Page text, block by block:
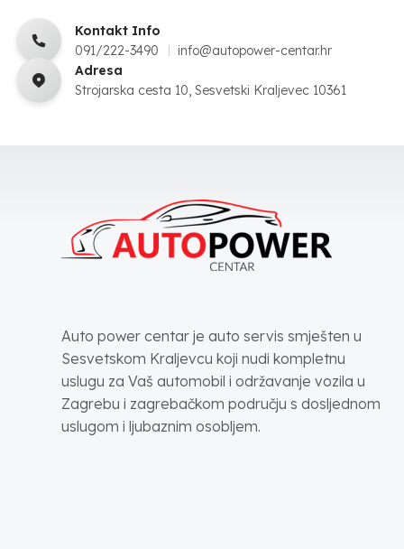
Kontakt Info
091/222-3490
info@autopower-centar.hr
Adresa
Strojarska cesta 10, Sesvetski Kraljevec 10361
Auto power centar je auto servis smješten u
Sesvetskom Kraljevcu koji nudi kompletnu
uslugu za Vaš automobil i održavanje vozila u
Zagrebu i zagrebačkom području s dosljednom
uslugom i ljubaznim osobljem.